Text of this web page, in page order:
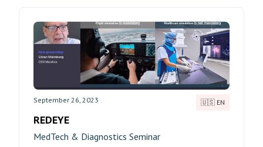
September 26, 2023 🇺🇸 EN
REDEYE
MedTech & Diagnostics Seminar